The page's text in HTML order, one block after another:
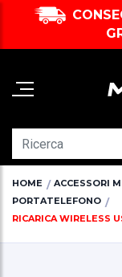
HOME ACCESSORI
PORTATELEFONO
RICARICA WIRELESS